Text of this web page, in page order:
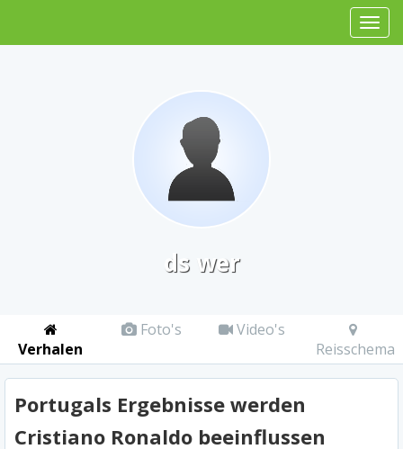
ds wer
Verhalen
Foto's
Video's
Reisschema
Portugals Ergebnisse werden
Cristiano Ronaldo beeinflussen